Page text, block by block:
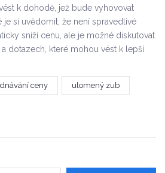
k dohodě, jež bude vyhovovat
je si uvědomit, že není spravedlivé
sníží cenu, ale je možné diskutovat
dotazech, které mohou vést k lepší
ceny ulomený zub